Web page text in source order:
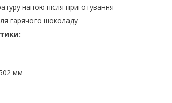
напою після приготування
гарячого шоколаду
мм